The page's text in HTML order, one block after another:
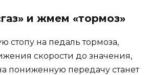
и жмем «тормоз»
стопу на педаль тормоза,
скорости до значения,
пониженную передачу станет